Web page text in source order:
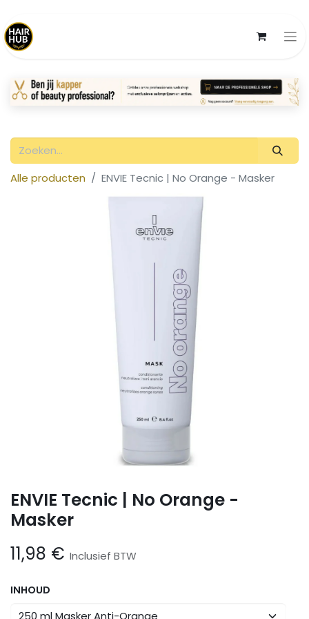
Alle producten ENVIE Tecnic | No Orange - Masker
ENVIE Tecnic | No Orange -
Masker
11,98 € Inclusief BTW
INHOUD